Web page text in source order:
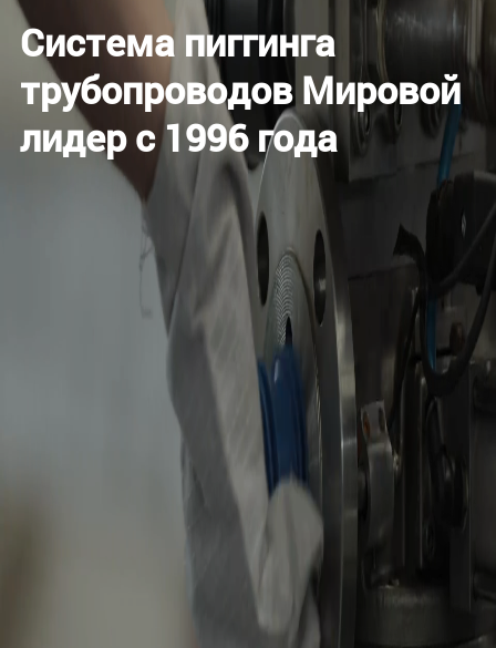
Система пиггинга
трубопроводов Мировой
лидер с 1996 года